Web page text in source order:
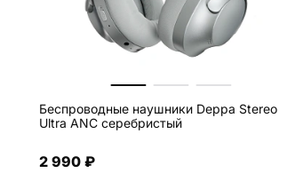
Беспроводные наушники Deppa Stereo
Ultra ANC серебристый
2 990 ₽